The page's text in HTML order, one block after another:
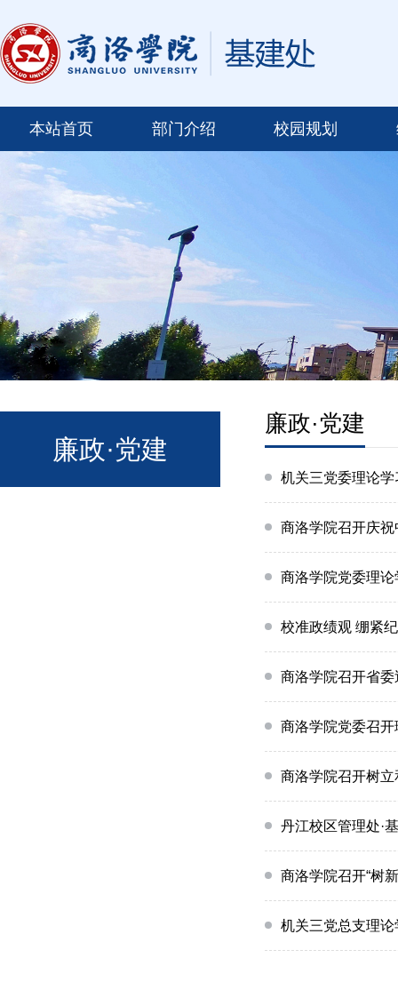
本站首页 部门介绍 校园规划
廉政·党建
廉政·党建
机关三党委理论
商洛学院召开庆祝
商洛学院党委理
校准政绩观 绷紧
商洛学院召开省委
商洛学院党委召
商洛学院召开树
丹江校区管理处·
商洛学院召开“树
机关三党总支理